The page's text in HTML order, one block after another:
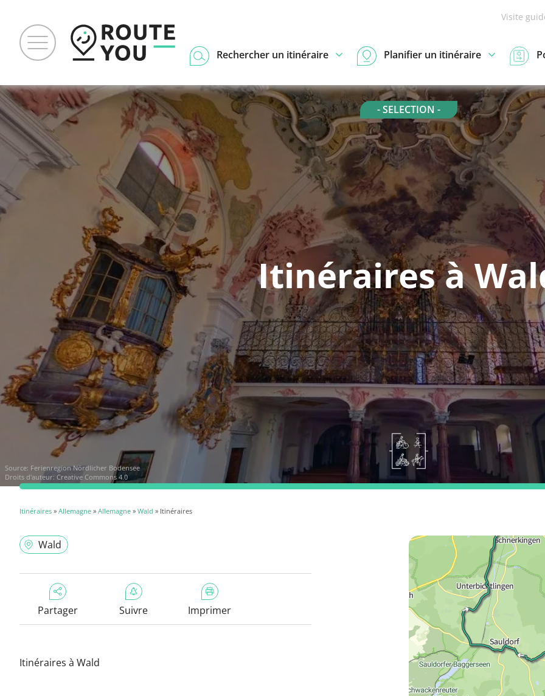
Visite
Rechercher un itinéraire Planifier un itinéraire
- SELECTION -
Itinéraires à
Source: Ferienregion Nördlicher Bodensee
Droits d'auteur: Creative Commons 4.0
Itinéraires » Allemagne » Allemagne » Wald » Itinéraires
Wald
Partager Suivre Imprimer
Itinéraires à Wald